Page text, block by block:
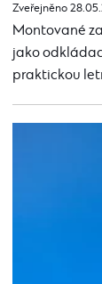
Zveřejněno
Montované
jako
praktickou